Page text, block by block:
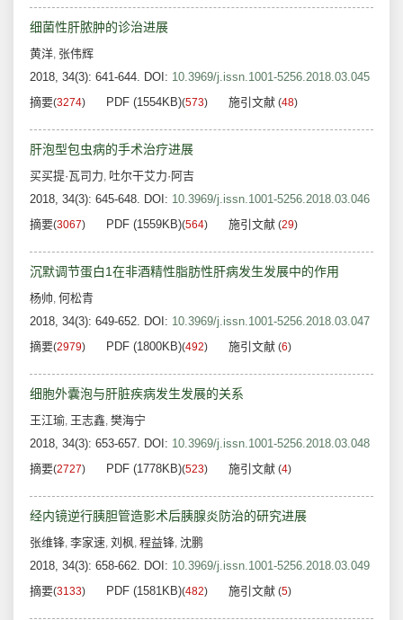
细菌性肝脓肿的诊治进展
黄洋, 张伟辉
2018, 34(3): 641-644. DOI: 10.3969/j.issn.1001-5256.2018.03.045
摘要(3274) PDF (1554KB)(573) 施引文献 (48)
肝泡型包虫病的手术治疗进展
买买提·瓦司力, 吐尔干艾力·阿吉
2018, 34(3): 645-648. DOI: 10.3969/j.issn.1001-5256.2018.03.046
摘要(3067) PDF (1559KB)(564) 施引文献 (29)
沉默调节蛋白1在非酒精性脂肪性肝病发生发展中的作用
杨帅, 何松青
2018, 34(3): 649-652. DOI: 10.3969/j.issn.1001-5256.2018.03.047
摘要(2979) PDF (1800KB)(492) 施引文献 (6)
细胞外囊泡与肝脏疾病发生发展的关系
王江瑜, 王志鑫, 樊海宁
2018, 34(3): 653-657. DOI: 10.3969/j.issn.1001-5256.2018.03.048
摘要(2727) PDF (1778KB)(523) 施引文献 (4)
经内镜逆行胰胆管造影术后胰腺炎防治的研究进展
张维锋, 李家速, 刘枫, 程益锋, 沈鹏
2018, 34(3): 658-662. DOI: 10.3969/j.issn.1001-5256.2018.03.049
摘要(3133) PDF (1581KB)(482) 施引文献 (5)